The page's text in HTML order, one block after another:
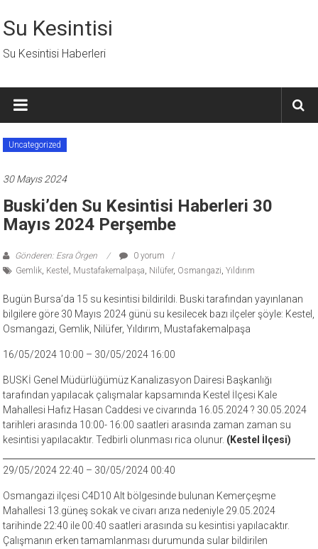
geç
Su Kesintisi
Su Kesintisi Haberleri
Uncategorized
30 Mayıs 2024
Buski’den Su Kesintisi Haberleri 30
Mayıs 2024 Perşembe
Gönderen: Esra Örgen
0 yorum
Gemlik, Kestel , Mustafakemalpaşa, Nilüfer, Osmangazi,Yıldırım
Bugün Bursa’da 15 su kesintisi bildirildi. Buski tarafından yayınlanan
bilgilere göre 30 Mayıs 2024 günü su kesilecek bazı ilçeler şöyle: Kestel,
Osmangazi, Gemlik, Nilüfer, Yıldırım, Mustafakemalpaşa
16/05/2024 10:00 – 30/05/2024 16:00
BUSKİ Genel Müdürlüğümüz Kanalizasyon Dairesi Başkanlığı
tarafından yapılacak çalışmalar kapsamında Kestel İlçesi Kale
Mahallesi Hafız Hasan Caddesi ve civarında 16.05.2024 ? 30.05.2024
tarihleri arasında 10:00- 16:00 saatleri arasında zaman zaman su
kesintisi yapılacaktır. Tedbirli olunması rica olunur. (Kestel İlçesi)
29/05/2024 22:40 – 30/05/2024 00:40
Osmangazi ilçesi C4D10 Alt bölgesinde bulunan Kemerçeşme
Mahallesi 13.güneş sokak ve civarı arıza nedeniyle 29.05.2024
tarihinde 22:40 ile 00:40 saatleri arasında su kesintisi yapılacaktır.
Çalışmanın erken tamamlanması durumunda sular bildirilen